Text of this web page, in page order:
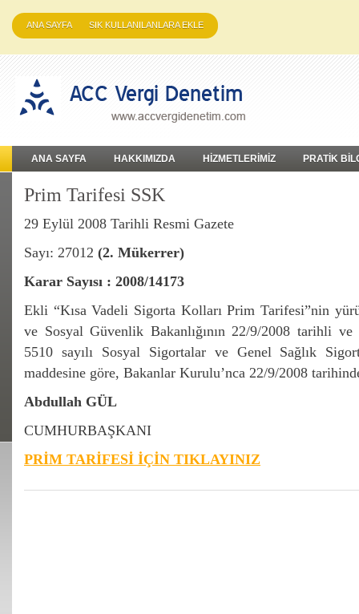
ANA SAYFA SIK KULLANILANLARA EKLE
ANA SAYFA HAKKIMIZDA HİZMETLERİMİZ PRATİK
Prim Tarifesi SSK
29 Eylül 2008 Tarihli Resmi Gazete
Sayı: 27012 (2. Mükerrer)
Karar Sayısı : 2008/14173
Ekli “Kısa Vadeli Sigorta Kolları Prim Tarifesi”nin
ve Sosyal Güvenlik Bakanlığının 22/9/2008 tarihli ve
5510 sayılı Sosyal Sigortalar ve Genel Sağlık
maddesine göre, Bakanlar Kurulu’nca 22/9/2008
Abdullah GÜL
CUMHURBAŞKANI
PRİM TARİFESİ İÇİN TIKLAYINIZ